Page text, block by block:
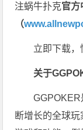
注蜗牛扑克官方
（
立即下载
关于
断增长的全球